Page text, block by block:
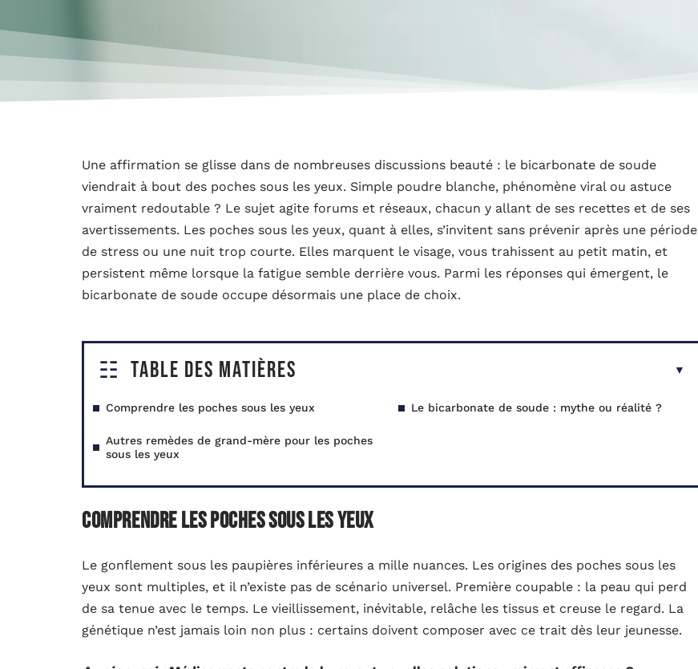
Une affirmation se glisse dans de nombreuses discussions beauté : le bicarbonate de soude
viendrait à bout des poches sous les yeux. Simple poudre blanche, phénomène viral ou astuce
vraiment redoutable ? Le sujet agite forums et réseaux, chacun y allant de ses recettes et de ses
avertissements. Les poches sous les yeux, quant à elles, s’invitent sans prévenir après une période
de stress ou une nuit trop courte. Elles marquent le visage, vous trahissent au petit matin, et
persistent même lorsque la fatigue semble derrière vous. Parmi les réponses qui émergent, le
bicarbonate de soude occupe désormais une place de choix.
Table des matières
Comprendre les poches sous les yeux Le bicarbonate de soude : mythe ou réalité ?
Autres remèdes de grand-mère pour les poches
sous les yeux
Comprendre les poches sous les yeux
Le gonflement sous les paupières inférieures a mille nuances. Les origines des poches sous les
yeux sont multiples, et il n’existe pas de scénario universel. Première coupable : la peau qui perd
de sa tenue avec le temps. Le vieillissement, inévitable, relâche les tissus et creuse le regard. La
génétique n’est jamais loin non plus : certains doivent composer avec ce trait dès leur jeunesse.